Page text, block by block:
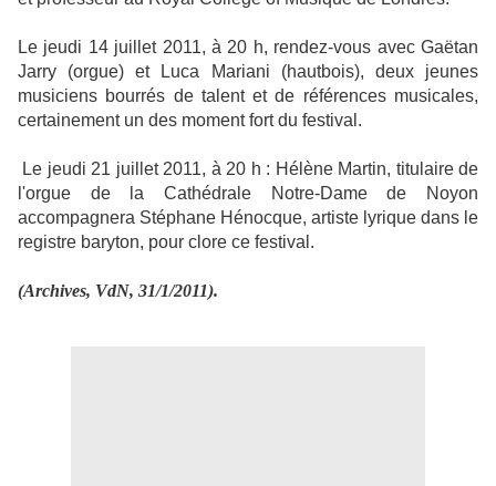
Le jeudi 14 juillet 2011, à 20 h, rendez-vous avec Gaëtan
Jarry (orgue) et Luca Mariani (hautbois), deux jeunes
musiciens bourrés de talent et de références musicales,
certainement un des moment fort du festival.
Le jeudi 21 juillet 2011, à 20 h : Hélène Martin, titulaire de
l'orgue de la Cathédrale Notre-Dame de Noyon
accompagnera Stéphane Hénocque, artiste lyrique dans le
registre baryton, pour clore ce festival.
(Archives, VdN, 31/1/2011).